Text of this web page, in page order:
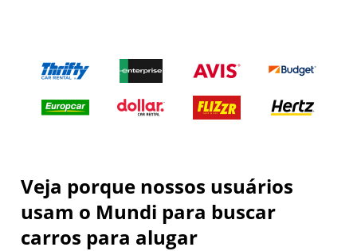
Veja porque nossos usuários
usam o Mundi para buscar
carros para alugar